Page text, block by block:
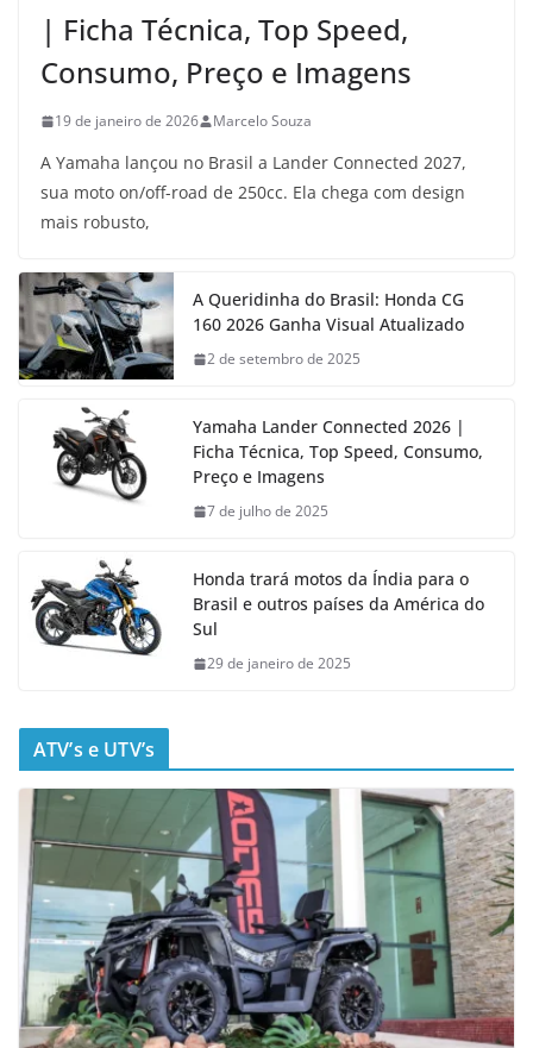
| Ficha Técnica, Top Speed,
Consumo, Preço e Imagens
19 de janeiro de 2026 Marcelo Souza
A Yamaha lançou no Brasil a Lander Connected 2027,
sua moto on/off-road de 250cc. Ela chega com design
mais robusto,
A Queridinha do Brasil: Honda CG
160 2026 Ganha Visual Atualizado
2 de setembro de 2025
Yamaha Lander Connected 2026 |
Ficha Técnica, Top Speed, Consumo,
Preço e Imagens
7 de julho de 2025
Honda trará motos da Índia para o
Brasil e outros países da América do
Sul
29 de janeiro de 2025
ATV’s e UTV’s